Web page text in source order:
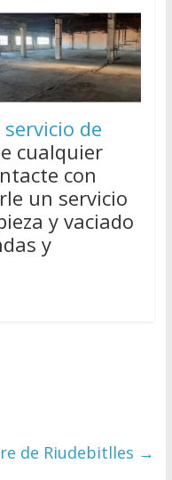
servicio de
cualquier
con
un servicio
y vaciado
y
de Riudebitlles →